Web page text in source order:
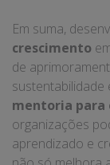
Em suma,
crescimento
de
sustentabilidade
mentoria para
organizações
aprendizado e